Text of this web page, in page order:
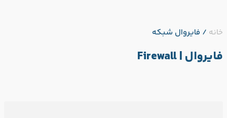
خانه/ فایروال شبکه
فایروال | Firewall